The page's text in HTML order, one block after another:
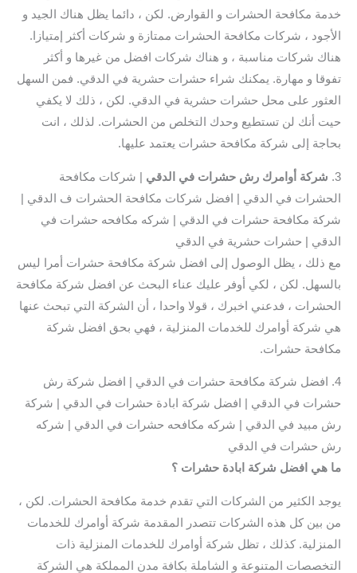
خدمة مكافحة الحشرات و القوارض. لكن ، دائما يظل هناك الجيد و
الأجود ، شركات مكافحة الحشرات ممتازة و شركات أكثر إمتيازا.
هناك شركات مناسبة ، و هناك شركات افضل من غيرها و أكثر
تفوقا و مهارة. يمكنك شراء حشرات حشرية في الدقي. فمن السهل
العثور على محل حشرات حشرية في الدقي. لكن ، ذلك لا يكفي
حيت أنك لن تستطيع وحدك التخلص من الحشرات. لذلك ، انت
بحاجة إلى شركة مكافحة حشرات يعتمد عليها.
3. شركة أوامرك رش حشرات في الدقي | شركات مكافحة
الحشرات في الدقي | افضل شركات مكافحة الحشرات ف الدقي |
شركة مكافحة حشرات في الدقي | شركه مكافحه حشرات في
الدقي | حشرات حشرية في الدقي
مع ذلك ، يظل الوصول إلى افضل شركة مكافحة حشرات أمرا ليس
بالسهل. لكن ، لكي أوفر عليك عناء البحث عن افضل شركة مكافحة
الحشرات ، فدعني اخبرك ، قولا واحدا ، أن الشركة التي تبحث عنها
هي شركة أوامرك للخدمات المنزلية ، فهي بحق افضل شركة
مكافحة حشرات.
4. افضل شركة مكافحة حشرات في الدقي | افضل شركة رش
حشرات في الدقي | افضل شركة ابادة حشرات في الدقي | شركة
رش مبيد في الدقي | شركه مكافحه حشرات في الدقي | شركه
رش حشرات في الدقي
ما هي افضل شركة ابادة حشرات ؟
يوجد الكثير من الشركات التي تقدم خدمة مكافحة الحشرات. لكن ،
من بين كل هذه الشركات تتصدر المقدمة شركة أوامرك للخدمات
المنزلية. كذلك ، تظل شركة أوامرك للخدمات المنزلية ذات
التخصصات المتنوعة و الشاملة بكافة مدن المملكة هي الشركة